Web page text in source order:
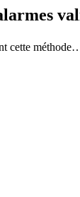
cette